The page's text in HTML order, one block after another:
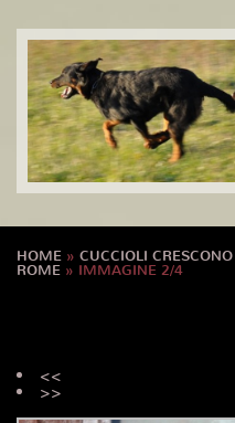
HOME » CUCCIOLI CRESCONO
ROME » IMMAGINE 2/4
<<
>>